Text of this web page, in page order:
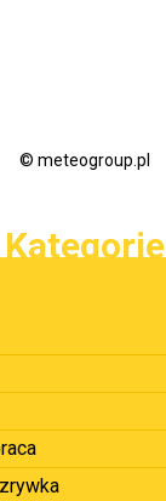
© meteogroup.pl
Kategorie